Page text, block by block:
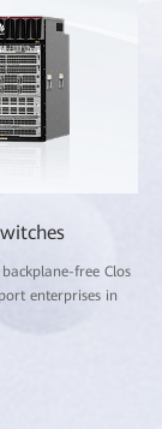
free Clos
enterprises in